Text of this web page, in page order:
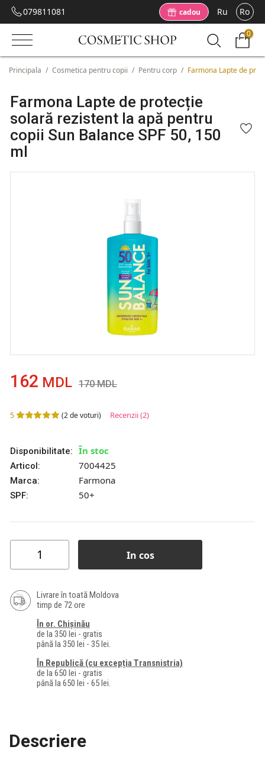
079811081 cadou Ru Ro
0
Principala / Cosmetica pentru copii / Pentru corp / Farmona Lapte de
Farmona Lapte de protecție
solară rezistent la apă pentru
copii Sun Balance SPF 50, 150
ml
162 MDL 170MDL
5 (2de voturi) Recenzii(2)
Disponibilitate: În stoc
Articol: 7004425
Marca: Farmona
SPF: 50+
In cos
Livrare în toată Moldova
timp de 72 ore
În or. Chișinău
de la 350 lei - gratis
până la 350 lei - 35 lei.
În Republică (cu excepția Transnistria)
de la 650 lei - gratis
până la 650 lei - 65 lei.
Descriere